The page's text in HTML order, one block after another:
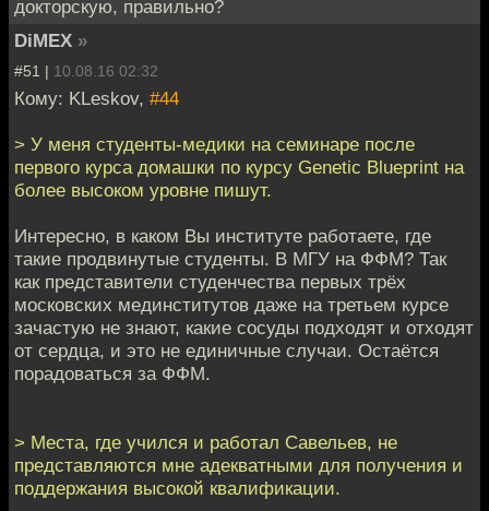
докторскую, правильно?
DiMEX »
#51 | 10.08.16 02:32
Кому: KLeskov, #44
> У меня студенты-медики на семинаре после
первого курса домашки по курсу Genetic Blueprint на
более высоком уровне пишут.
Интересно, в каком Вы институте работаете, где
такие продвинутые студенты. В МГУ на ФФМ? Так
как представители студенчества первых трёх
московских мединститутов даже на третьем курсе
зачастую не знают, какие сосуды подходят и отходят
от сердца, и это не единичные случаи. Остаётся
порадоваться за ФФМ.
> Места, где учился и работал Савельев, не
представляются мне адекватными для получения и
поддержания высокой квалификации.